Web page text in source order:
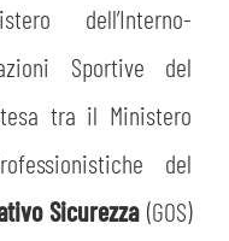
dell’Interno-
Sportive del
tra il Ministero
del
Sicurezza(GOS)
sempre abilitati